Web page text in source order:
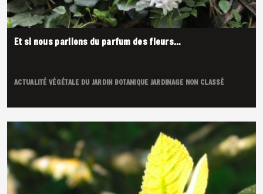
Et si nous parlions du parfum des fleurs…
ACTUALITÉ VÉGÉTALE DU JARDIN BOTANIQUEJARDINAGE NON CLASSÉ